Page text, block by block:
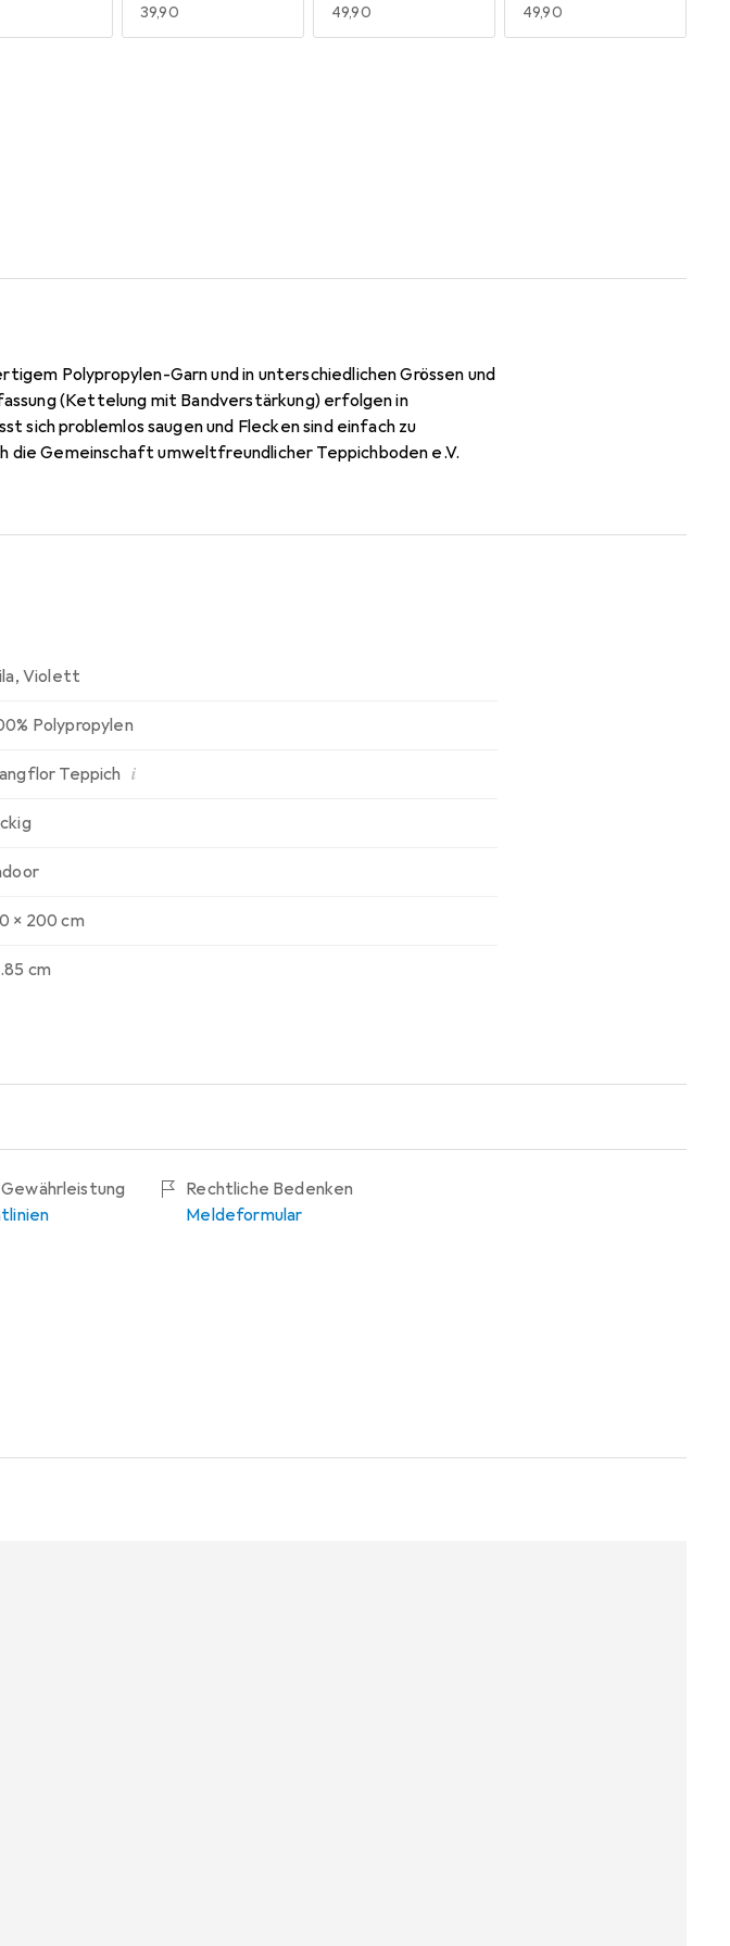
EUR
39,90 EUR
49,90 EUR
49,90
Polypropylen-Garn und in unterschiedlichen Grössen und
(Kettelung mit Bandverstärkung) erfolgen in
sich problemlos saugen und Flecken sind einfach zu
Gemeinschaft umweltfreundlicher Teppichboden e.V.
, Violett
Polypropylen
Teppich i
x 200 cm
cm
Rechtliche Bedenken
Meldeformular